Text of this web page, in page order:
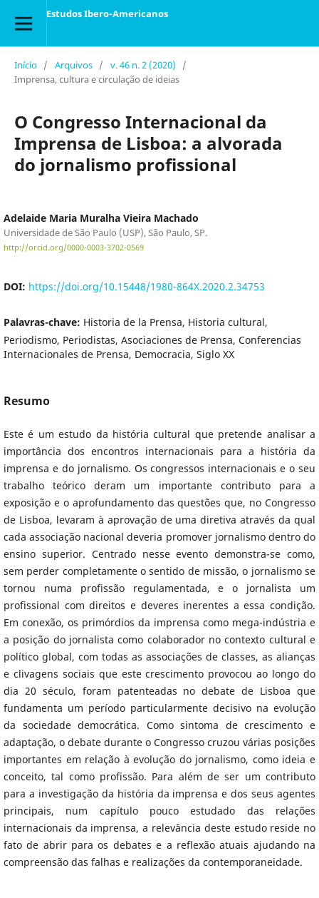
Estudos Ibero-Americanos
Início / Arquivos / v. 46 n. 2 (2020)
/
Imprensa, cultura e circulação de ideias
O Congresso Internacional da
Imprensa de Lisboa: a alvorada
do jornalismo profissional
Adelaide Maria Muralha Vieira Machado
Universidade de São Paulo (USP), São Paulo, SP.
http://orcid.org/0000-0003-3702-0569
DOI: https://doi.org/10.15448/1980-864X.2020.2.34753
Palavras-chave: Historia de la Prensa, Historia cultural,
Periodismo, Periodistas, Asociaciones de Prensa, Conferencias
Internacionales de Prensa, Democracia, Siglo XX
Resumo
Este é um estudo da história cultural que pretende analisar a
importância dos encontros internacionais para a história da
imprensa e do jornalismo. Os congressos internacionais e o seu
trabalho teórico deram um importante contributo para a
exposição e o aprofundamento das questões que, no Congresso
de Lisboa, levaram à aprovação de uma diretiva através da qual
cada associação nacional deveria promover jornalismo dentro do
ensino superior. Centrado nesse evento demonstra-se como,
sem perder completamente o sentido de missão, o jornalismo se
tornou numa profissão regulamentada, e o jornalista um
profissional com direitos e deveres inerentes a essa condição.
Em conexão, os primórdios da imprensa como mega-indústria e
a posição do jornalista como colaborador no contexto cultural e
político global, com todas as associações de classes, as alianças
e clivagens sociais que este crescimento provocou ao longo do
dia 20 século, foram patenteadas no debate de Lisboa que
fundamenta um período particularmente decisivo na evolução
da sociedade democrática. Como sintoma de crescimento e
adaptação, o debate durante o Congresso cruzou várias posições
importantes em relação à evolução do jornalismo, como ideia e
conceito, tal como profissão. Para além de ser um contributo
para a investigação da história da imprensa e dos seus agentes
principais, num capítulo pouco estudado das relações
internacionais da imprensa, a relevância deste estudo reside no
fato de abrir para os debates e a reflexão atuais ajudando na
compreensão das falhas e realizações da contemporaneidade.